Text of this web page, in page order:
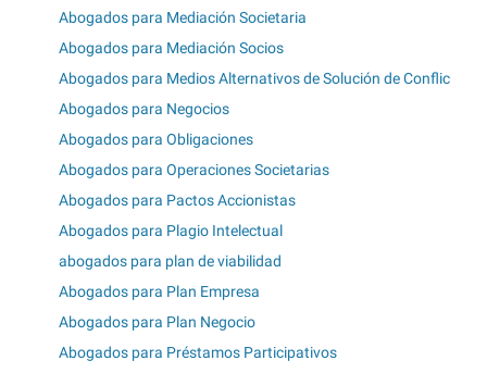
Abogados para Mediación Societaria
Abogados para Mediación Socios
Abogados para Medios Alternativos de Solución de Conflic
Abogados para Negocios
Abogados para Obligaciones
Abogados para Operaciones Societarias
Abogados para Pactos Accionistas
Abogados para Plagio Intelectual
abogados para plan de viabilidad
Abogados para Plan Empresa
Abogados para Plan Negocio
Abogados para Préstamos Participativos